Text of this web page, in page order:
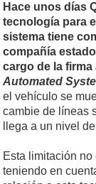
Hace unos días
tecnología para
sistema tiene
compañía
cargo de la firma
Automated
el vehículo se
cambie de líneas
llega a un nivel
Esta limitación
teniendo en